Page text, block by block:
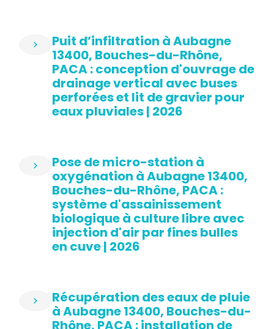
Puit d’infiltration à Aubagne
13400, Bouches-du-Rhône,
PACA : conception d'ouvrage de
drainage vertical avec buses
perforées et lit de gravier pour
eaux pluviales | 2026
Pose de micro-station à
oxygénation à Aubagne 13400,
Bouches-du-Rhône, PACA :
système d'assainissement
biologique à culture libre avec
injection d'air par fines bulles
en cuve | 2026
Récupération des eaux de pluie
à Aubagne 13400, Bouches-du-
Rhône, PACA : installation de